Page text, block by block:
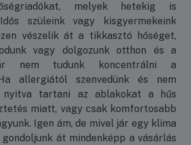
melyek hetekig is
szüleink vagy kisgyermekeink
vészelik át a tikkasztó hőséget,
vagy dolgozunk otthon és a
nem tudunk koncentrálni a
allergiától szenvedünk és nem
nyitva tartani az ablakokat a hűs
miatt, vagy csak komfortosabb
Igen ám, de mivel jár egy klíma
át mindenképp a vásárlás